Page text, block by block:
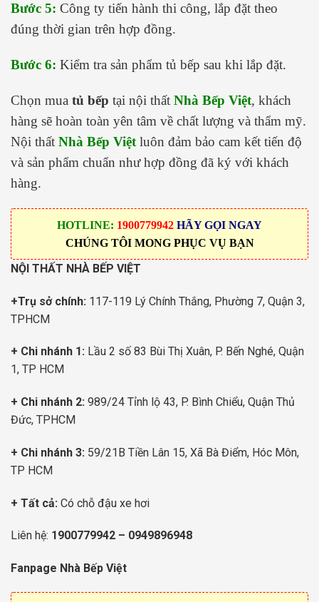
Bước 5: Công ty tiến hành thi công, lắp đặt theo
đúng thời gian trên hợp đồng.
Bước 6: Kiểm tra sản phẩm tủ bếp sau khi lắp đặt.
Chọn mua tủ bếp tại nội thất Nhà Bếp Việt, khách
hàng sẽ hoàn toàn yên tâm về chất lượng và thẩm mỹ.
Nội thất Nhà Bếp Việt luôn đảm bảo cam kết tiến độ
và sản phẩm chuẩn như hợp đồng đã ký với khách
hàng.
HOTLINE: 1900779942 HÃY GỌI NGAY
CHÚNG TÔI MONG PHỤC VỤ BẠN
NỘI THẤT NHÀ BẾP VIỆT
+Trụ sở chính: 117-119 Lý Chính Thắng, Phường 7, Quận 3,
TPHCM
+ Chi nhánh 1: Lầu 2 số 83 Bùi Thị Xuân, P. Bến Nghé, Quận
1, TP HCM
+ Chi nhánh 2: 989/24 Tỉnh lộ 43, P. Bình Chiểu, Quận Thủ
Đức, TPHCM
+ Chi nhánh 3: 59/21B Tiền Lân 15, Xã Bà Điểm, Hóc Môn,
TP HCM
+ Tất cả: Có chỗ đậu xe hơi
Liên hệ: 1900779942 – 0949896948
Fanpage Nhà Bếp Việt